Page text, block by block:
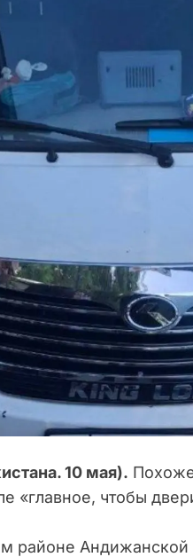
10 мая).
«главное, чтобы
районе